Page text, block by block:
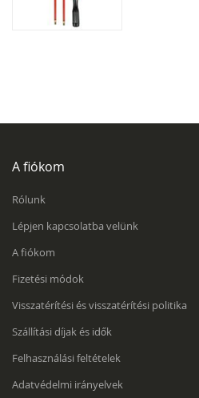
A fiókom
Rólunk
Lépjen kapcsolatba velünk
A fiókom
Fizetési módok
Visszatérítési és visszatérítési politika
Szállítási díjak és idők
Felhasználási feltételek
Adatvédelmi irányelvek